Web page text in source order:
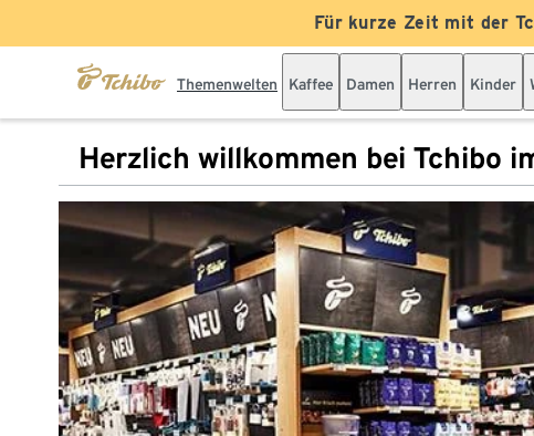
Für kurze Zeit mit der
Themenwelten Kaffee Damen Herren Kinder
Herzlich willkommen bei Tchibo